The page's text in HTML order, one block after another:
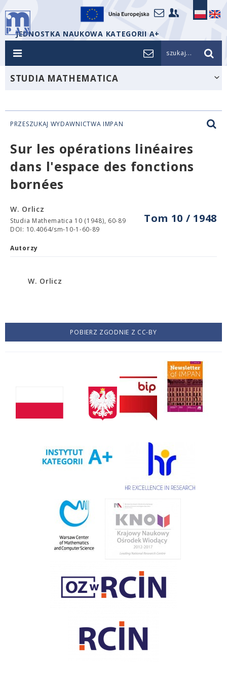
JEDNOSTKA NAUKOWA KATEGORII A+
szukaj...
STUDIA MATHEMATICA
PRZESZUKAJ WYDAWNICTWA IMPAN
Sur les opérations linéaires
dans l'espace des fonctions
bornées
Tom 10 / 1948
W. Orlicz
Studia Mathematica 10 (1948), 60-89
DOI: 10.4064/sm-10-1-60-89
Autorzy
W. Orlicz
POBIERZ ZGODNIE Z CC-BY